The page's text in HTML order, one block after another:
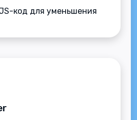
код для уменьшения